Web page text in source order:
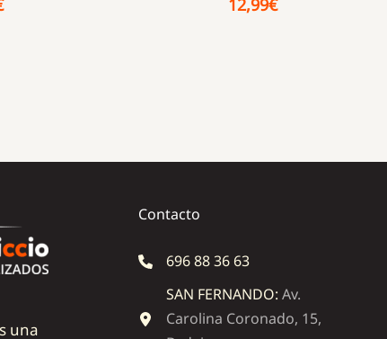
12,99€
una
Contacto
696 88 36 63
SAN FERNANDO: Av.
Carolina Coronado, 15,